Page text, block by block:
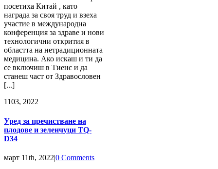
посетиха Китай , като
награда за своя труд и взеха
участие в международна
конференция за здраве и нови
технологични открития в
областта на нетрадиционната
медицина. Ако искаш и ти да
се включиш в Тиенс и да
станеш част от Здравословен
[...]
1103, 2022
Уред за пречистване на
плодове и зеленчуци TQ-
D34
март 11th, 2022|0 Comments